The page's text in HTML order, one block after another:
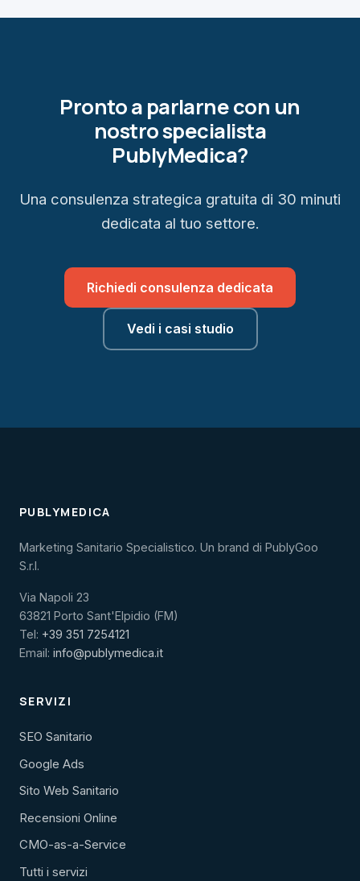
Pronto a parlarne con un
nostro specialista
PublyMedica?
Una consulenza strategica gratuita di 30 minuti
dedicata al tuo settore.
Richiedi consulenza dedicata
Vedi i casi studio
PUBLYMEDICA
Marketing Sanitario Specialistico. Un brand di PublyGoo
S.r.l.
Via Napoli 23
63821 Porto Sant'Elpidio (FM)
Tel: +39 351 7254121
Email: info@publymedica.it
SERVIZI
SEO Sanitario
Google Ads
Sito Web Sanitario
Recensioni Online
CMO-as-a-Service
Tutti i servizi